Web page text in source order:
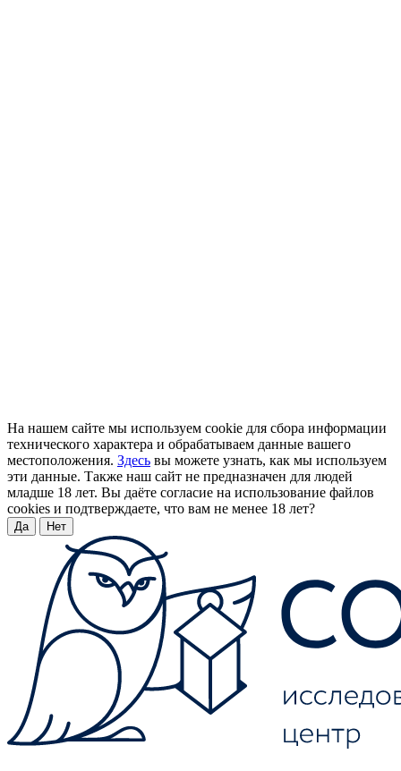
На нашем сайте мы используем cookie для сбора информации
технического характера и обрабатываем данные вашего
местоположения. Здесь вы можете узнать, как мы используем
эти данные. Также наш сайт не предназначен для людей
младше 18 лет. Вы даёте согласие на использование файлов
cookies и подтверждаете, что вам не менее 18 лет?
Да Нет